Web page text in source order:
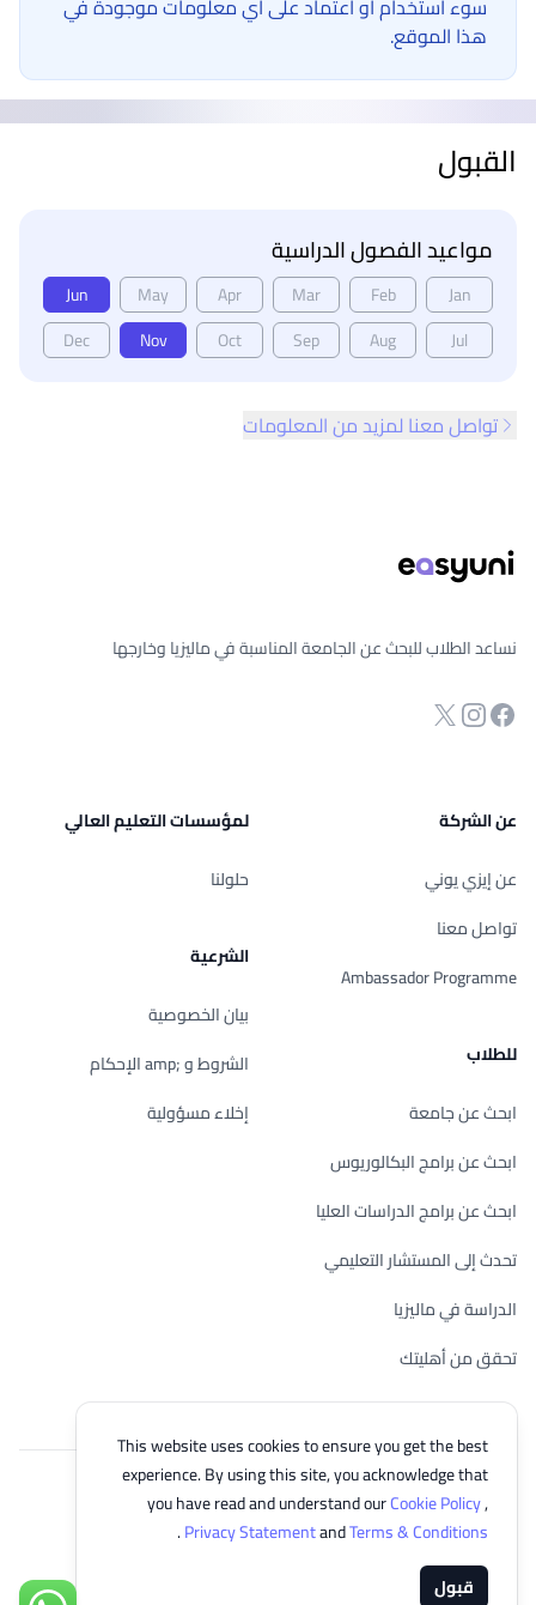
سوء استخدام أو اعتماد على أي معلومات موجودة في
هذا الموقع.
القبول
مواعيد الفصول الدراسية
Jan
Feb
Mar
Apr
May
Jun
Jul
Aug
Sep
Oct
Nov
Dec
تواصل معنا لمزيد من المعلومات
This website uses cookies to ensure you get the best
experience. By using this site, you acknowledge that
you have read and understand ourCookie Policy,
Privacy StatementandTerms & Conditions
.
قبول
نساعد الطلاب للبحث عن الجامعة المناسبة في ماليزيا وخارجها
صفحة الفيسبوك
انستجرام
Twitter
عن الشركة
عن إيزي يوني
تواصل معنا
Ambassador Programme
للطلاب
ابحث عن جامعة
ابحث عن برامج البكالوريوس
ابحث عن برامج الدراسات العليا
تحدث إلى المستشار التعليمي
الدراسة في ماليزيا
تحقق من أهليتك
لمؤسسات التعليم العالي
حلولنا
الشرعية
بيان الخصوصية
الشروط و ;amp الإحكام
إخلاء مسؤولية
© 2026 EasyUni Sdn Bhd, company registration number 200801016907
(818200-P). All rights reserved.
Arabic